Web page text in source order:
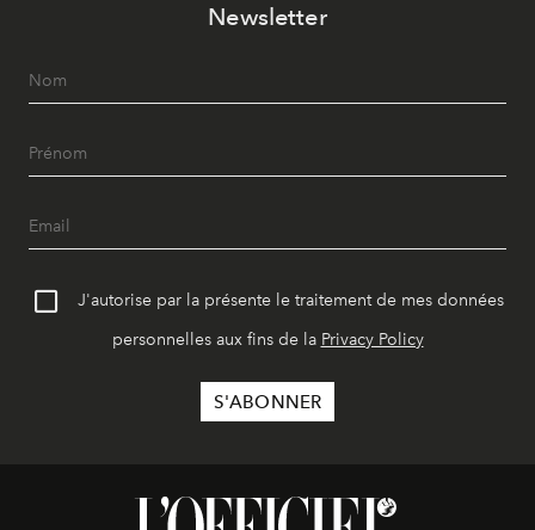
Newsletter
J'autorise par la présente le traitement de mes données
personnelles aux fins de la Privacy Policy